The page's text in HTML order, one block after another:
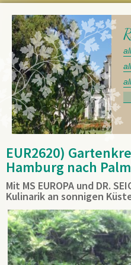
EUR2620)
Hamburg nach
Mit MS EUROPA und DR.
Kulinarik an sonnigen